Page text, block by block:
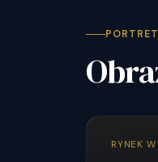
RYNEK